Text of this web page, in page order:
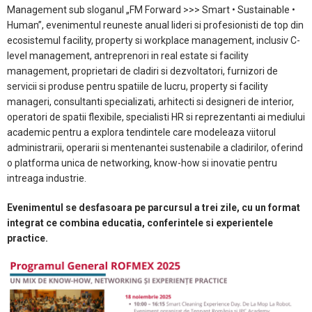
Management sub sloganul „FM Forward >>> Smart • Sustainable •
Human”, evenimentul reuneste anual lideri si profesionisti de top din
ecosistemul facility, property si workplace management, inclusiv C-
level management, antreprenori in real estate si facility
management, proprietari de cladiri si dezvoltatori, furnizori de
servicii si produse pentru spatiile de lucru, property si facility
manageri, consultanti specializati, arhitecti si designeri de interior,
operatori de spatii flexibile, specialisti HR si reprezentanti ai mediului
academic pentru a explora tendintele care modeleaza viitorul
administrarii, operarii si mentenantei sustenabile a cladirilor, oferind
o platforma unica de networking, know-how si inovatie pentru
intreaga industrie.
Evenimentul se desfasoara pe parcursul a trei zile, cu un format
integrat ce combina educatia, conferintele si experientele
practice.